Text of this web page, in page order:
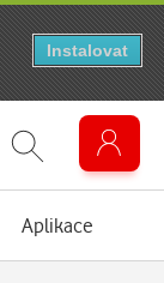
Aplikace
Instalovat